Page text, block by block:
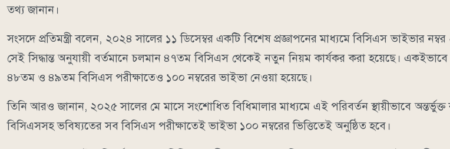
তথ্য জানান।
সংসদে প্রতিমন্ত্রী বলেন, ২০২৪ সালের ১১ ডিসেম্বর একটি বিশেষ প্রজ্ঞাপনের মাধ্যমে বিসিএস ভাইভার
সেই সিদ্ধান্ত অনুযায়ী বর্তমানে চলমান ৪৭তম বিসিএস থেকেই নতুন নিয়ম কার্যকর করা হয়েছে।
৪৮তম ও ৪৯তম বিসিএস পরীক্ষাতেও ১০০ নম্বরের ভাইভা নেওয়া হয়েছে।
তিনি আরও জানান, ২০২৫ সালের মে মাসে সংশোধিত বিধিমালার মাধ্যমে এই পরিবর্তন স্থায়ীভাবে
বিসিএসসহ ভবিষ্যতের সব বিসিএস পরীক্ষাতেই ভাইভা ১০০ নম্বরের ভিত্তিতেই অনুষ্ঠিত হবে।